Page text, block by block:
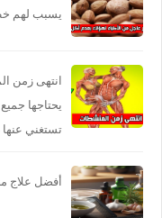
يسبب لهم
انتهى زمن
يحتاجها
تستغني
أفضل علاج